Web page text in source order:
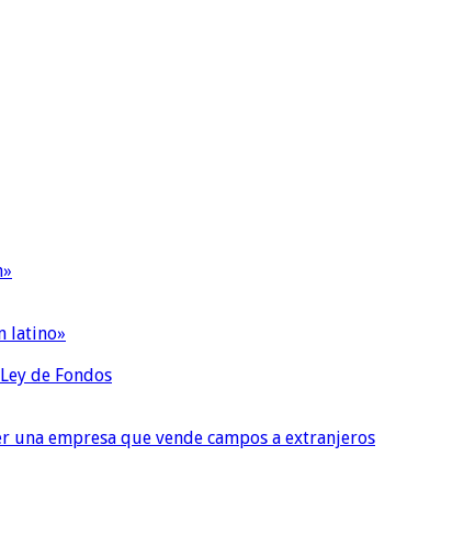
latino»
de Fondos
una empresa que vende campos a extranjeros